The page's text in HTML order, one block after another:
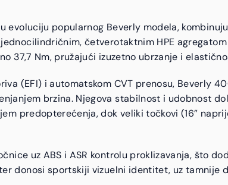
evoluciju popularnog Beverly modela,
četverotaktnim HPE
37,7 Nm, pružajući izuzetno ubrzanje i
(EFI) i automatskom CVT prenosu, Beverly
brzina. Njegova stabilnost i udobnost
predopterećenja, dok veliki točkovi (16”
uz ABS i ASR kontrolu proklizavanja, što
donosi sportskiji vizuelni identitet, uz tamnije